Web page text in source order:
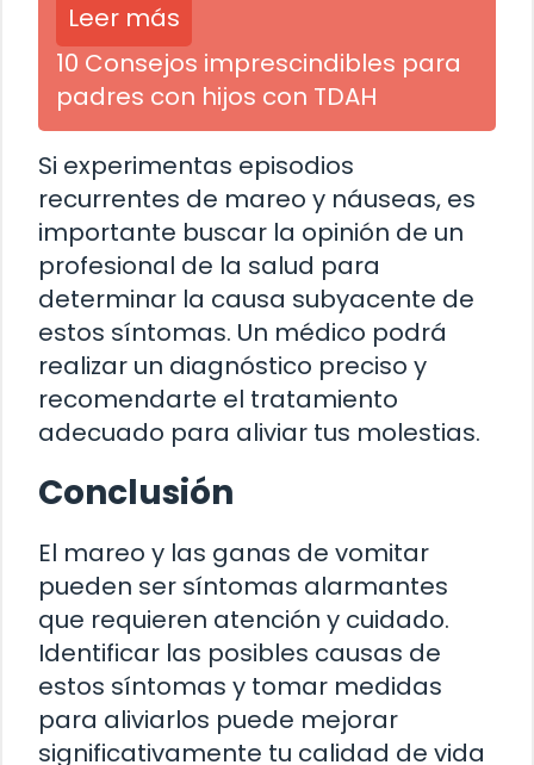
Leer más
10 Consejos imprescindibles para
padres con hijos con TDAH
Si experimentas episodios
recurrentes de mareo y náuseas, es
importante buscar la opinión de un
profesional de la salud para
determinar la causa subyacente de
estos síntomas. Un médico podrá
realizar un diagnóstico preciso y
recomendarte el tratamiento
adecuado para aliviar tus molestias.
Conclusión
El mareo y las ganas de vomitar
pueden ser síntomas alarmantes
que requieren atención y cuidado.
Identificar las posibles causas de
estos síntomas y tomar medidas
para aliviarlos puede mejorar
significativamente tu calidad de vida